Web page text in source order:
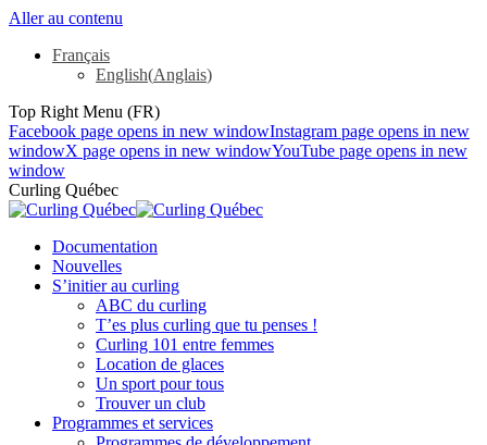
Aller au contenu
Français
English(Anglais)
Top Right Menu (FR)
Facebook page opens in new windowInstagram page opens in new
windowX page opens in new windowYouTube page opens in new
window
Curling Québec
Documentation
Nouvelles
S’initier au curling
ABC du curling
T’es plus curling que tu penses !
Curling 101 entre femmes
Location de glaces
Un sport pour tous
Trouver un club
Programmes et services